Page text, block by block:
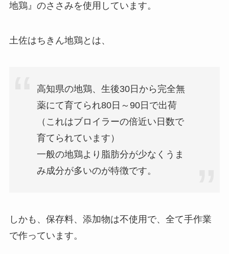
地鶏』のささみを使用しています。
土佐はちきん地鶏とは、
高知県の地鶏、生後30日から完全無
薬にて育てられ80日～90日で出荷
（これはブロイラーの倍近い日数で
育てられています）
一般の地鶏より脂肪分が少なくうま
み成分が多いのが特徴です。
しかも、保存料、添加物は不使用で、全て手作業
で作っています。